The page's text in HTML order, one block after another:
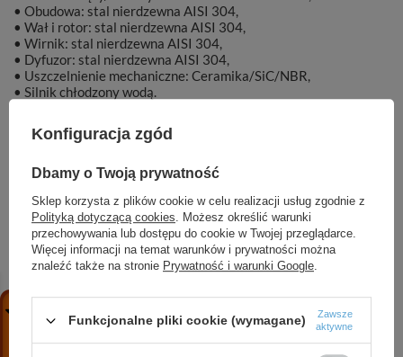
• Obudowa: stal nierdzewna AISI 304,
• Wał i rotor: stal nierdzewna AISI 304,
• Wirnik: stal nierdzewna AISI 304,
• Dyfuzor: stal nierdzewna AISI 304,
• Uszczelnienie mechaniczne: Ceramika/SiC/NBR,
• Silnik chłodzony wodą.
Symbol KAT00205
ZOBACZ RÓWNIEŻ
Konfiguracja zgód
Dbamy o Twoją prywatność
Sklep korzysta z plików cookie w celu realizacji usług zgodnie z
Polityką dotyczącą cookies. Możesz określić warunki
przechowywania lub dostępu do cookie w Twojej przeglądarce.
Więcej informacji na temat warunków i prywatności można
znaleźć także na stronie Prywatność i warunki Google.
Funkcjonalne pliki cookie (wymagane)
Zawsze
aktywne